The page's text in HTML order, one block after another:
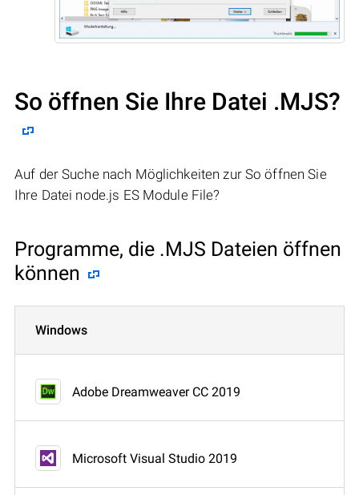
So öffnen Sie Ihre Datei .MJS?
Auf der Suche nach Möglichkeiten zur So öffnen Sie
Ihre Datei node.js ES Module File?
Programme, die .MJS Dateien öffnen
können
Windows
Adobe Dreamweaver CC 2019
Microsoft Visual Studio 2019